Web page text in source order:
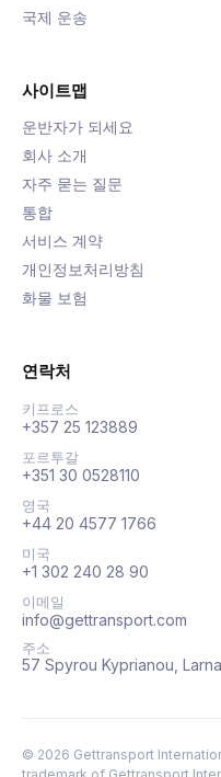
국제 운송
사이트맵
운반자가 되세요
회사 소개
자주 묻는 질문
통합
서비스 계약
개인정보처리방침
화물 보험
연락처
키프로스
+357 25 123889
포르투갈
+351 30 0528110
영국
+44 20 4577 1766
미국
+1 302 240 28 90
이메일
info@gettransport.com
주소
57 Spyrou Kyprianou,
© 2026 Gettransport